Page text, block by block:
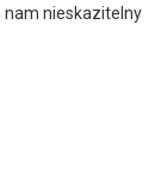
nam nieskazitelny